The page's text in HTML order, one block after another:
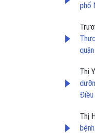
phố
Thị
Thị